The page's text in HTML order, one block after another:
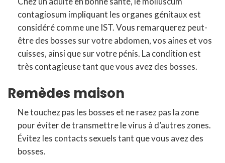
contagiosum impliquant les organes génitaux est
considéré comme une IST. Vous remarquerez peut-
être des bosses sur votre abdomen, vos aines et vos
cuisses, ainsi que sur votre pénis. La condition est
très contagieuse tant que vous avez des bosses.
Remèdes maison
Ne touchez pas les bosses et ne rasez pas la zone
pour éviter de transmettre le virus à d’autres zones.
Évitez les contacts sexuels tant que vous avez des
bosses.